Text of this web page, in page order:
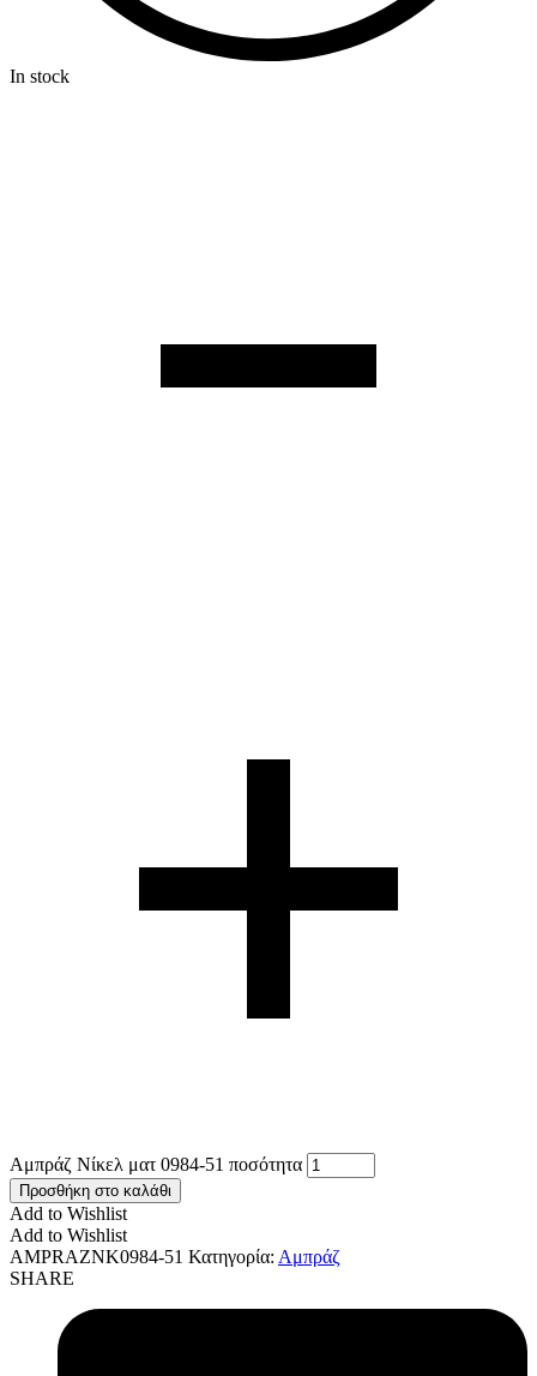
In stock
Αμπράζ Νίκελ ματ 0984-51 ποσότητα
Προσθήκη στο καλάθι
Add to Wishlist
Add to Wishlist
AMPRAZNK0984-51 Κατηγορία: Αμπράζ
SHARE